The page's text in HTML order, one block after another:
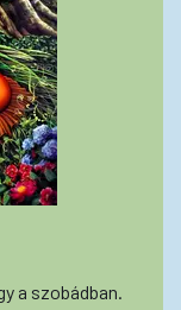
a szobádban.